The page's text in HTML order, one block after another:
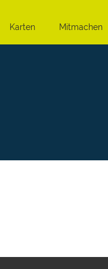
Karten Mitmachen